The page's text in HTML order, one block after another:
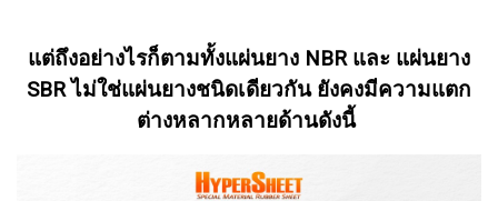
แต่ถึงอย่างไรก็ตามทั้งแผ่นยาง NBR และ แผ่นยาง
SBR ไม่ใช่แผ่นยางชนิดเดียวกัน ยังคงมีความแตก
ต่างหลากหลายด้านดังนี้